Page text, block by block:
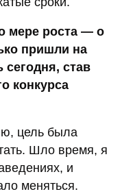
мере роста — о
пришли на
сегодня, став
конкурса
цель была
Шло время, я
и
меняться.